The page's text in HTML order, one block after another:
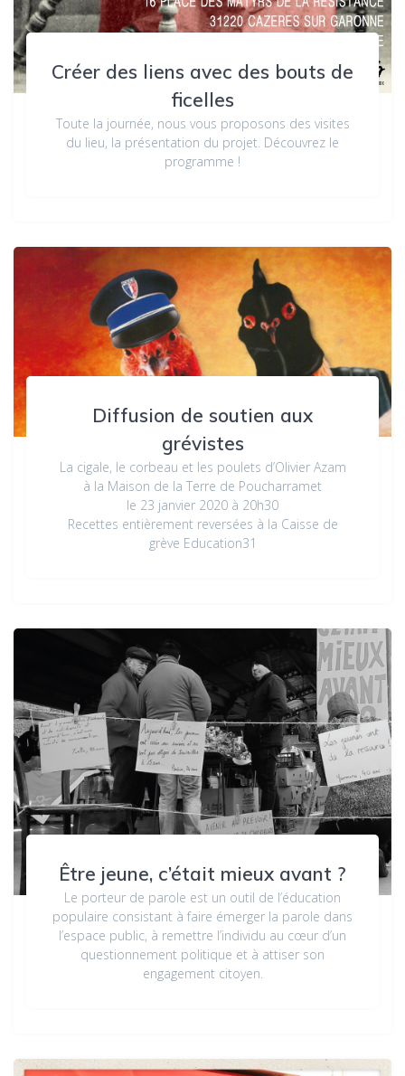
Créer des liens avec des bouts de
ficelles
Toute la journée, nous vous proposons des visites
du lieu, la présentation du projet. Découvrez le
programme !
Diffusion de soutien aux
grévistes
La cigale, le corbeau et les poulets d’Olivier Azam
à la Maison de la Terre de Poucharramet
le 23 janvier 2020 à 20h30
Recettes entièrement reversées à la Caisse de
grève Education31
Être jeune, c’était mieux avant ?
Le porteur de parole est un outil de l’éducation
populaire consistant à faire émerger la parole dans
l’espace public, à remettre l’individu au cœur d’un
questionnement politique et à attiser son
engagement citoyen.